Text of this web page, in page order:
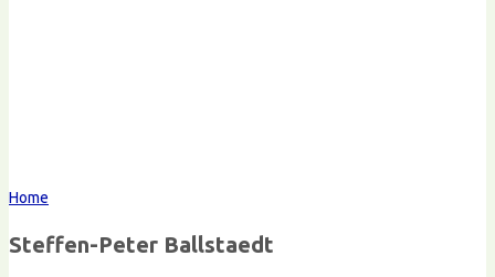
Home
Steffen-Peter Ballstaedt